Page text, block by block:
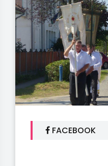
FACEBOOK